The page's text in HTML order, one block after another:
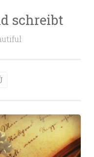
schreibt